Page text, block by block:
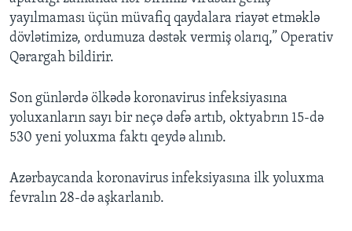
yayılmaması üçün müvafiq qaydalara riayət etməklə
dövlətimizə, ordumuza dəstək vermiş olarıq,” Operativ
Qərargah bildirir.
Son günlərdə ölkədə koronavirus infeksiyasına
yoluxanların sayı bir neçə dəfə artıb, oktyabrın 15-də
530 yeni yoluxma faktı qeydə alınıb.
Azərbaycanda koronavirus infeksiyasına ilk yoluxma
fevralın 28-də aşkarlanıb.